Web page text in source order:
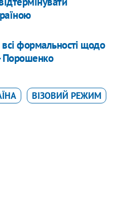
формальності щодо
Порошенко
ВІЗОВИЙ РЕЖИМ